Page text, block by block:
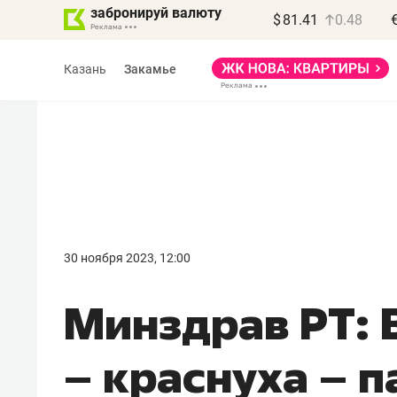
забронируй валюту $ 81.41 0.48
Казань Закамье
30 ноября 2023, 12:00
Минздрав РТ:
– краснуха –
правил, бизнес может
потерять минимум